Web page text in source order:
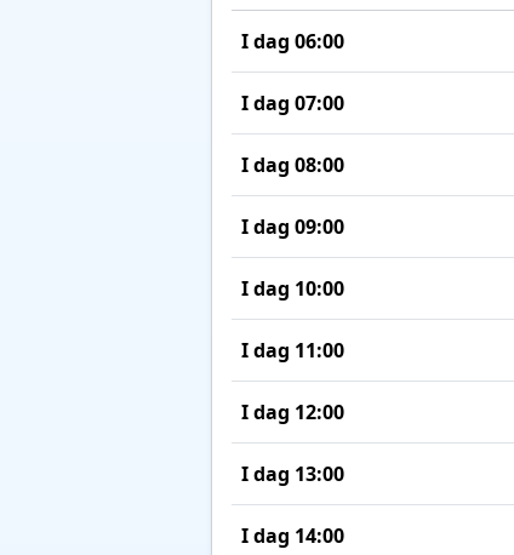
I dag 06:00
I dag 07:00
I dag 08:00
I dag 09:00
I dag 10:00
I dag 11:00
I dag 12:00
I dag 13:00
I dag 14:00